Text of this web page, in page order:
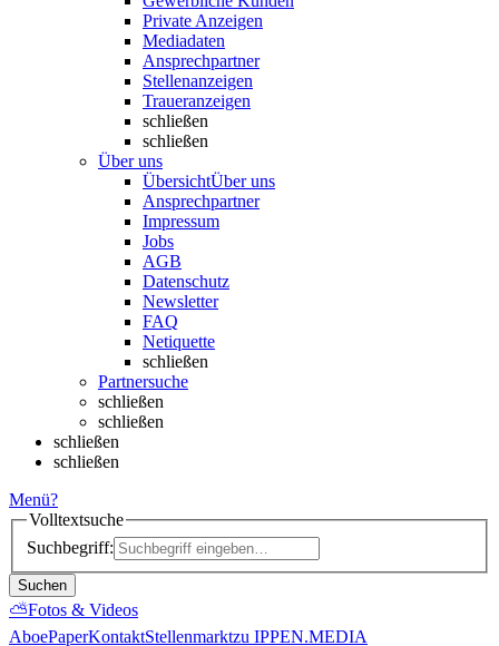
Private Anzeigen
Mediadaten
Ansprechpartner
Stellenanzeigen
Traueranzeigen
schließen
schließen
Über uns
ÜbersichtÜber uns
Ansprechpartner
Impressum
Jobs
AGB
Datenschutz
Newsletter
FAQ
Netiquette
schließen
Partnersuche
schließen
schließen
schließen
schließen
Menü?
Volltextsuche
Suchbegriff:
Suchen
⛅Fotos & Videos
AboePaperKontaktStellenmarktzu IPPEN.MEDIA